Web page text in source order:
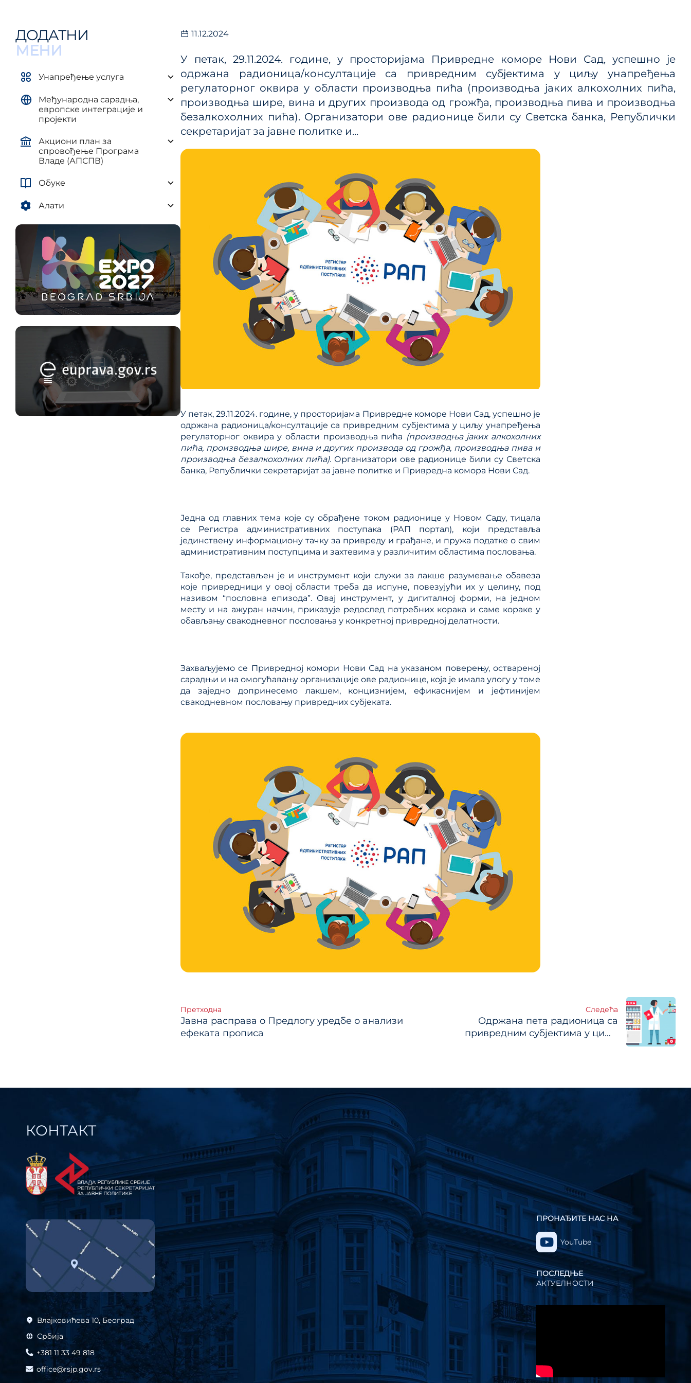
Уредба о методологији за
израду средњорочних планова
Приручници и смернице
Анализе из области планског
система
11.12.2024
У петак, 29.11.2024. године, у просторијама Привредне коморе Нови Сад, успешно је
одржана радионица/консултације са привредним субјектима у циљу унапређења
регулаторног оквира у области производња пића (производња јаких алкохолних пића,
производња шире, вина и других производа од грожђа, производња пива и производња
безалкохолних пића). Организатори ове радионице били су Светска банка, Републички
секретаријат за јавне политке и...
У петак, 29.11.2024. године, у просторијама Привредне коморе Нови Сад, успешно је
одржана радионица/консултације са привредним субјектима у циљу унапређења
регулаторног оквира у области производња пића (производња јаких алкохолних
пића, производња шире, вина и других производа од грожђа, производња пива и
производња безалкохолних пића).Организатори ове радионице били су Светска
банка, Републички секретаријат за јавне политке и Привредна комора Нови Сад.
Једна од главних тема које су обрађене током радионице у Новом Саду, тицала
се Регистра административних поступака (РАП портал), који представља
јединствену информациону тачку за привреду и грађане, и пружа податке о свим
административним поступцима и захтевима у различитим областима пословања.
Такође, представљен је и инструмент који служи за лакше разумевање обавеза
које привредници у овој области треба да испуне, повезујући их у целину, под
називом “пословна епизода”. Овај инструмент, у дигиталној форми, на једном
месту и на ажуран начин, приказујe редослед потребних корака и саме кораке у
обављању свакодневног пословања у конкретној привредној делатности.
Захваљујемо се Привредној комори Нови Сад на указаном поверењу, оствареној
сарадњи и на омогућавању организације ове радионице, која је имала улогу у томе
да заједно допринесемо лакшем, концизнијем, ефикаснијем и јефтинијем
свакодневном пословању привредних субјеката.
Кретање
чланка
Претходна
Јавна расправа о Предлогу уредбе о анализи
ефеката прописа
Следећа
Одржана пета радионица са
привредним субјектима у циљу
ДОДАТНИ
МЕНИ
Унапређење услуга
Међународна сарадња,
европске интеграције и
пројекти
Акциони план за
спровођење Програма
Владе (АПСПВ)
Обуке
Алати
КОНТАКТ
Влајковићева 10, Београд
Србија
+381 11 33 49 818
office@rsjp.gov.rs
ПРОНАЂИТЕ НАС НА
YouTube
ПОСЛЕДЊЕ
АКТУЕЛНОСТИ
Прегледач
видео